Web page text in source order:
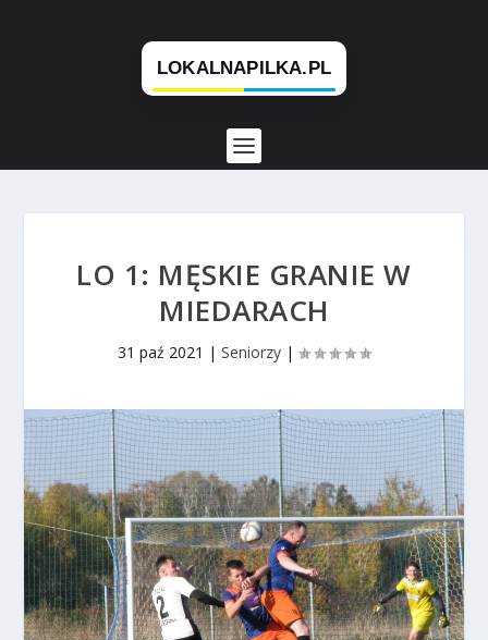
LO 1: MĘSKIE GRANIE W
MIEDARACH
31 paź 2021 | Seniorzy |